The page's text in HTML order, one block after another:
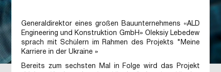
Generaldirektor eines großen Bauunternehmens «ALD
Engineering und Konstruktion GmbH» Oleksiy Lebedew
sprach mit Schülern im Rahmen des Projekts "Meine
Karriere in der Ukraine »
Bereits zum sechsten Mal in Folge wird das Projekt